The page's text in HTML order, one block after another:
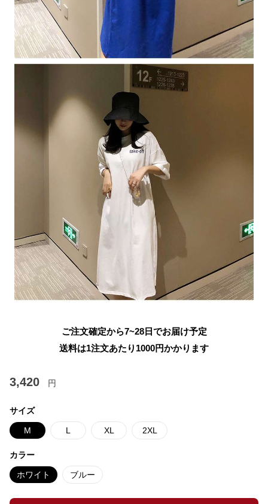
ご注文確定から7~28日でお届け予定
送料は1注文あたり 1000円かかります
3,420 円
サイズ
M L XL 2XL
カラー
ホワイト ブルー